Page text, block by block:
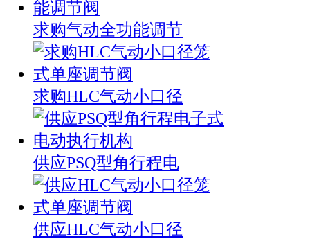
求购气动全功能调节
求购HLC气动小口径
供应PSQ型角行程电
供应HLC气动小口径